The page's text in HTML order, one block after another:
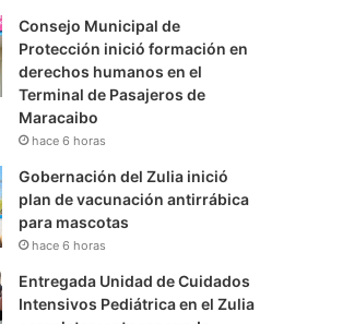
Consejo Municipal de
Protección inició formación en
derechos humanos en el
Terminal de Pasajeros de
Maracaibo
hace 6 horas
Gobernación del Zulia inició
plan de vacunación antirrábica
para mascotas
hace 6 horas
Entregada Unidad de Cuidados
Intensivos Pediátrica en el Zulia